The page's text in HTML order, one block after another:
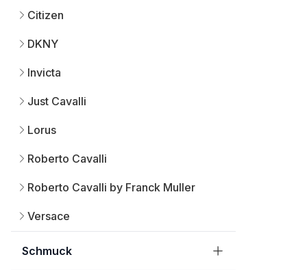
Citizen
DKNY
Invicta
Just Cavalli
Lorus
Roberto Cavalli
Roberto Cavalli by Franck Muller
Versace
Schmuck